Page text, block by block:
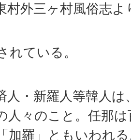
村外三ヶ村風俗志よ
れている。
人・新羅人等韓人は
人々のこと。任那
加羅」ともいわれ